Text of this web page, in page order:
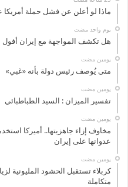
ماذا لو أعلن عن فشل حملة أمريكا
‏يوم واحد مضت
هل تكشف المواجهة مع إيران أفول
‏يومين مضت
متى يُوصف رئيس دولة بأنه «غبي»
‏يومين مضت
تفسير الميزان : السيد الطباطبائي
‏يومين مضت
مخاوف إزاء جاهزيتها.. أميركا
عدوانها على إيران
‏يومين مضت
كربلاء تستقبل الحشود المليونية
متكاملة